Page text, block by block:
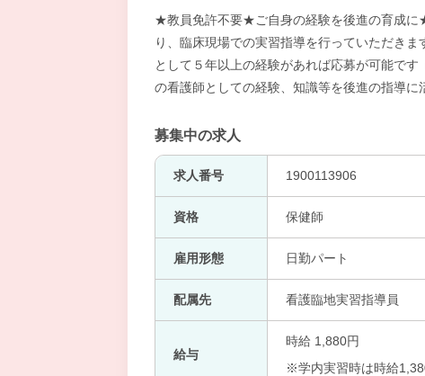
★教員免許不要★ご自身の経験を後進の育成に
り、臨床現場での実習指導を行っていただき
として５年以上の経験があれば応募が可能で
の看護師としての経験、知識等を後進の指導に
募集中の求人
求人番号 1900113906
資格 保健師
雇用形態 日勤パート
配属先 看護臨地実習指導員
給与
時給 1,880円
※学内実習時は時給